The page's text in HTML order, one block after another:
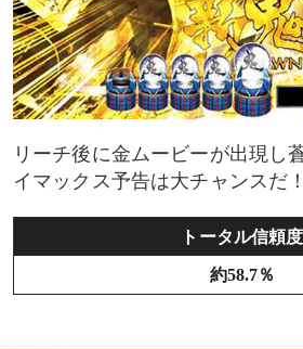
リーチ後に金ムービーが出現し
イマックス予告は大チャンスだ！
トータル信頼度
約58.7％